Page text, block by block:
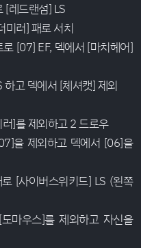
[레드랜섬] LS
미러] 패로 서치
[07] EF, 덱에서 [마치헤어]
고 덱에서 [체셔캣] 제외
]를 제외하고 2 드로우
을 제외하고 덱에서 [06]을
[사이버스위키드] LS (왼쪽
마우스]를 제외하고 자신을